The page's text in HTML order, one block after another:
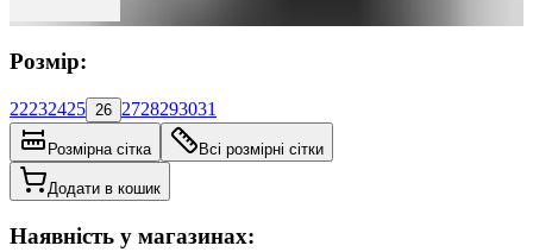
Розмір:
22232425 26 2728293031
Розмірна сітка Всі розмірні сітки
Додати в кошик
Наявність у магазинах: